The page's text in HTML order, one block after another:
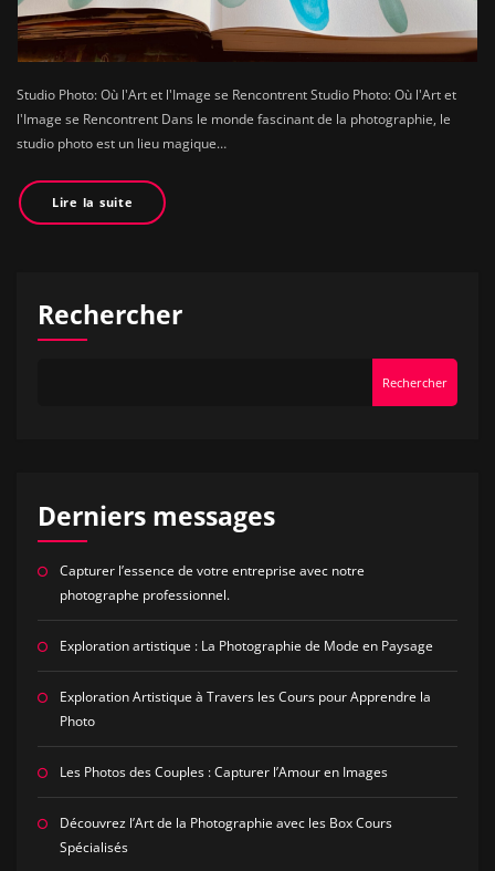
Studio Photo: Où l'Art et l'Image se Rencontrent Studio Photo: Où l'Art et
l'Image se Rencontrent Dans le monde fascinant de la photographie, le
studio photo est un lieu magique…
Lire la suite
Rechercher
Rechercher
Derniers messages
Capturer l’essence de votre entreprise avec notre
photographe professionnel.
Exploration artistique : La Photographie de Mode en Paysage
Exploration Artistique à Travers les Cours pour Apprendre la
Photo
Les Photos des Couples : Capturer l’Amour en Images
Découvrez l’Art de la Photographie avec les Box Cours
Spécialisés